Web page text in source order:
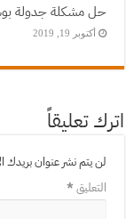
حل مشكلة جدولة
أكتوبر 19, 2019
اترك تعليقاً
لن يتم نشر عنوان بريدك
التعليق*